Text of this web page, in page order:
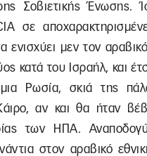
Σοβιετικής Ένωσης.
σε
ενισχύει μεν τον
κατά του Ισραήλ, και
Ρωσία, σκιά της
αν και θα ήταν
των ΗΠΑ.
στον αραβικό